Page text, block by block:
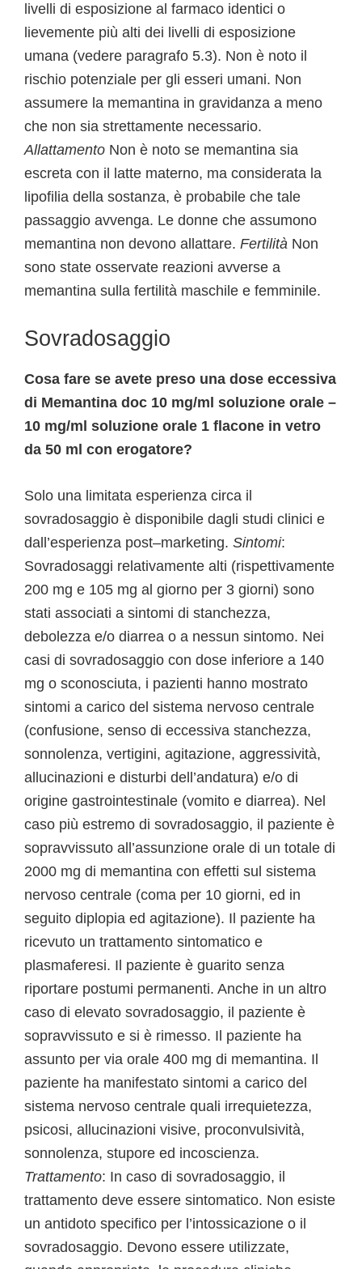
livelli di esposizione al farmaco identici o
lievemente più alti dei livelli di esposizione
umana (vedere paragrafo 5.3). Non è noto il
rischio potenziale per gli esseri umani. Non
assumere la memantina in gravidanza a meno
che non sia strettamente necessario.
Allattamento Non è noto se memantina sia
escreta con il latte materno, ma considerata la
lipofilia della sostanza, è probabile che tale
passaggio avvenga. Le donne che assumono
memantina non devono allattare. Fertilità Non
sono state osservate reazioni avverse a
memantina sulla fertilità maschile e femminile.
Sovradosaggio
Cosa fare se avete preso una dose eccessiva
di Memantina doc 10 mg/ml soluzione orale –
10 mg/ml soluzione orale 1 flacone in vetro
da 50 ml con erogatore?
Solo una limitata esperienza circa il
sovradosaggio è disponibile dagli studi clinici e
dall’esperienza post–marketing. Sintomi:
Sovradosaggi relativamente alti (rispettivamente
200 mg e 105 mg al giorno per 3 giorni) sono
stati associati a sintomi di stanchezza,
debolezza e/o diarrea o a nessun sintomo. Nei
casi di sovradosaggio con dose inferiore a 140
mg o sconosciuta, i pazienti hanno mostrato
sintomi a carico del sistema nervoso centrale
(confusione, senso di eccessiva stanchezza,
sonnolenza, vertigini, agitazione, aggressività,
allucinazioni e disturbi dell’andatura) e/o di
origine gastrointestinale (vomito e diarrea). Nel
caso più estremo di sovradosaggio, il paziente è
sopravvissuto all’assunzione orale di un totale di
2000 mg di memantina con effetti sul sistema
nervoso centrale (coma per 10 giorni, ed in
seguito diplopia ed agitazione). Il paziente ha
ricevuto un trattamento sintomatico e
plasmaferesi. Il paziente è guarito senza
riportare postumi permanenti. Anche in un altro
caso di elevato sovradosaggio, il paziente è
sopravvissuto e si è rimesso. Il paziente ha
assunto per via orale 400 mg di memantina. Il
paziente ha manifestato sintomi a carico del
sistema nervoso centrale quali irrequietezza,
psicosi, allucinazioni visive, proconvulsività,
sonnolenza, stupore ed incoscienza.
Trattamento: In caso di sovradosaggio, il
trattamento deve essere sintomatico. Non esiste
un antidoto specifico per l’intossicazione o il
sovradosaggio. Devono essere utilizzate,